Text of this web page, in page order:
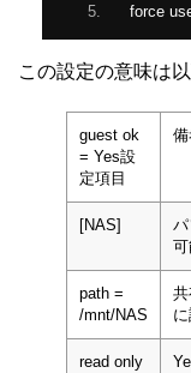
force
この設定の意味は以
guest ok
= Yes設
定項目
[NAS]
path =
/mnt/NAS
read only